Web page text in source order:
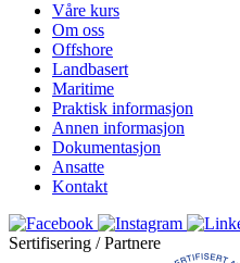
Våre kurs
Om oss
Offshore
Landbasert
Maritime
Praktisk informasjon
Annen informasjon
Dokumentasjon
Ansatte
Kontakt
Sertifisering / Partnere